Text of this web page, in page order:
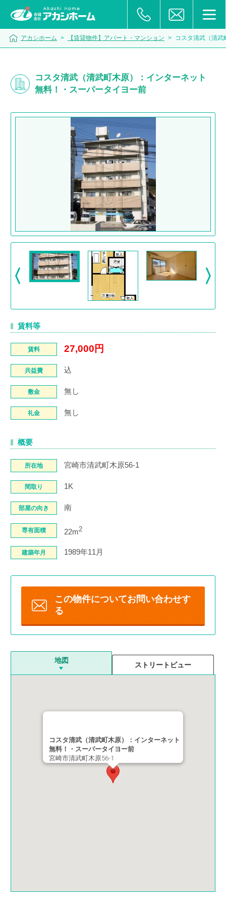
アカシホーム > 【賃貸物件】アパート・マンション > コスタ清武（清武
コスタ清武（清武町木原）：インターネット
無料！・スーパータイヨー前
賃料等
賃料 27,000円
共益費 込
敷金 無し
礼金 無し
概要
所在地 宮崎市清武町木原56-1
間取り 1K
部屋の向き 南
専有面積 22m2
建築年月 1989年11月
この物件についてお問い合わせす
る
地図
ストリートビュー
コスタ清武（清武町木原）：インターネット
無料！・スーパータイヨー前
宮崎市清武町木原56-1